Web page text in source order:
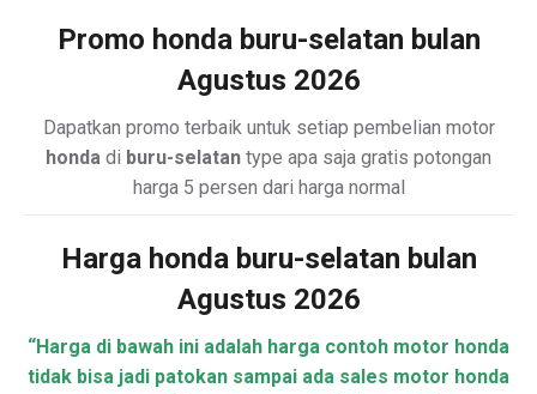
Promo honda buru-selatan bulan
Agustus 2026
Dapatkan promo terbaik untuk setiap pembelian motor
honda di buru-selatan type apa saja gratis potongan
harga 5 persen dari harga normal
Harga honda buru-selatan bulan
Agustus 2026
“Harga di bawah ini adalah harga contoh motor honda
tidak bisa jadi patokan sampai ada sales motor honda